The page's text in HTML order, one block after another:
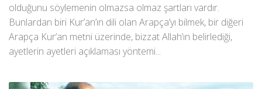
olduğunu söylemenin olmazsa olmaz şartları vardır.
Bunlardan biri Kur’an’ın dili olan Arapça’yı bilmek, bir diğeri
Arapça Kur’an metni üzerinde, bizzat Allah’ın belirlediği,
ayetlerin ayetleri açıklaması yöntemi...